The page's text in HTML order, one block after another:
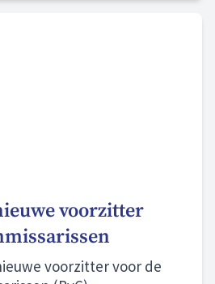
voorzitter
voorzitter voor de